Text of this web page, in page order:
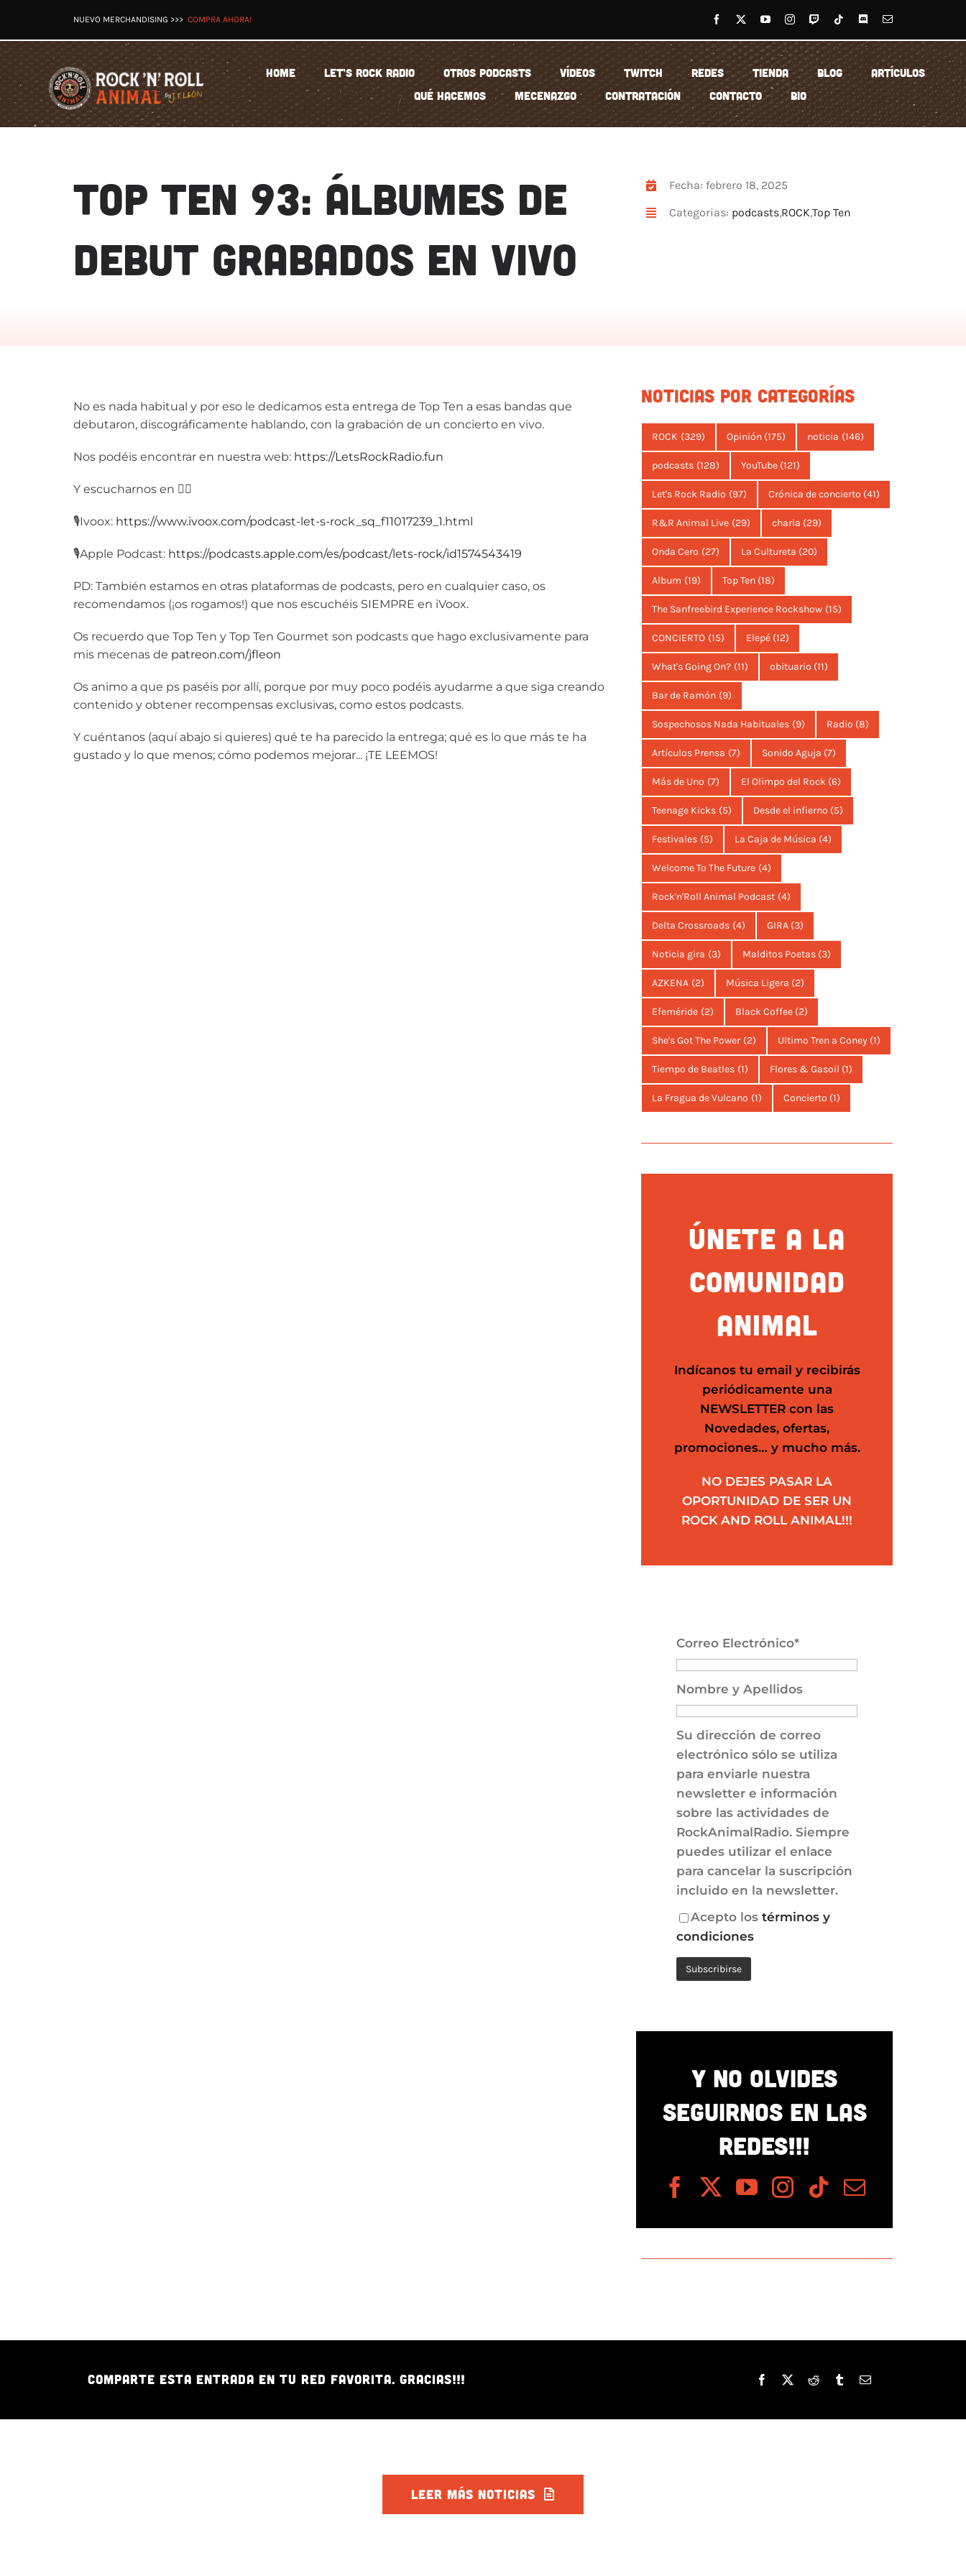
contenido
NUEVO MERCHANDISING >>> COMPRA AHORA!
HOME LET’S ROCK RADIO OTROS PODCASTS VÍDEOS TWITCH REDES TIENDA BLOG
ARTÍCULOS
QUÉ HACEMOS
MECENAZGO CONTRATACIÓN CONTACTO BIO
TOP TEN 93: ÁLBUMES DE
DEBUT GRABADOS EN VIVO
Fecha: febrero 18, 2025
Categorias: podcasts,ROCK,Top Ten
No es nada habitual y por eso le dedicamos esta entrega de Top Ten a esas bandas que
debutaron, discográficamente hablando, con la grabación de un concierto en vivo.
Nos podéis encontrar en nuestra web: https://LetsRockRadio.fun
Y escucharnos en 👇🏼
🎙️Ivoox: https://www.ivoox.com/podcast-let-s-rock_sq_f11017239_1.html
🎙️Apple Podcast: https://podcasts.apple.com/es/podcast/lets-rock/id1574543419
PD: También estamos en otras plataformas de podcasts, pero en cualquier caso, os
recomendamos (¡os rogamos!) que nos escuchéis SIEMPRE en iVoox.
Os recuerdo que Top Ten y Top Ten Gourmet son podcasts que hago exclusivamente para
mis mecenas de patreon.com/jfleon
Os animo a que ps paséis por allí, porque por muy poco podéis ayudarme a que siga creando
contenido y obtener recompensas exclusivas, como estos podcasts.
Y cuéntanos (aquí abajo si quieres) qué te ha parecido la entrega; qué es lo que más te ha
gustado y lo que menos; cómo podemos mejorar... ¡TE LEEMOS!
NOTICIAS POR CATEGORÍAS
ROCK (329) Opinión (175) noticia (146)
podcasts (128) YouTube (121)
Let's Rock Radio (97) Crónica de concierto (41)
R&R Animal Live (29) charla (29)
Onda Cero (27) La Cultureta (20)
Album (19) Top Ten (18)
The Sanfreebird Experience Rockshow (15)
CONCIERTO (15) Elepé (12)
What's Going On? (11) obituario (11)
Bar de Ramón (9)
Sospechosos Nada Habituales (9) Radio (8)
Artículos Prensa (7) Sonido Aguja (7)
Más de Uno (7) El Olimpo del Rock (6)
Teenage Kicks (5) Desde el infierno (5)
Festivales (5) La Caja de Música (4)
Welcome To The Future (4)
Rock'n'Roll Animal Podcast (4)
Delta Crossroads (4) GIRA (3)
Noticia gira (3) Malditos Poetas (3)
AZKENA (2) Música Ligera (2)
Efeméride (2) Black Coffee (2)
She's Got The Power (2) Ultimo Tren a Coney (1)
Tiempo de Beatles (1) Flores & Gasoil (1)
La Fragua de Vulcano (1) Concierto (1)
ÚNETE A LA
COMUNIDAD
ANIMAL
Indícanos tu email y recibirás
periódicamente una
NEWSLETTER con las
Novedades, ofertas,
promociones… y mucho más.
NO DEJES PASAR LA
OPORTUNIDAD DE SER UN
ROCK AND ROLL ANIMAL!!!
Correo Electrónico*
Nombre y Apellidos
Su dirección de correo
electrónico sólo se utiliza
para enviarle nuestra
newsletter e información
sobre las actividades de
RockAnimalRadio. Siempre
puedes utilizar el enlace
para cancelar la suscripción
incluido en la newsletter.
Acepto los términos y
condiciones
Y NO OLVIDES
SEGUIRNOS EN LAS
REDES!!!
COMPARTE ESTA ENTRADA EN TU RED FAVORITA. GRACIAS!!!
LEER MÁS NOTICIAS